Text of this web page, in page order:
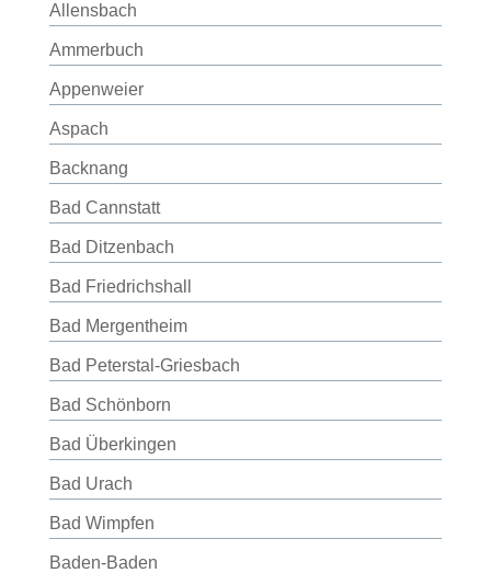
Allensbach
Ammerbuch
Appenweier
Aspach
Backnang
Bad Cannstatt
Bad Ditzenbach
Bad Friedrichshall
Bad Mergentheim
Bad Peterstal-Griesbach
Bad Schönborn
Bad Überkingen
Bad Urach
Bad Wimpfen
Baden-Baden